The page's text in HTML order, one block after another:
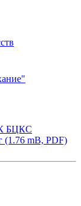
БЦКС
(1.76 mB, PDF)